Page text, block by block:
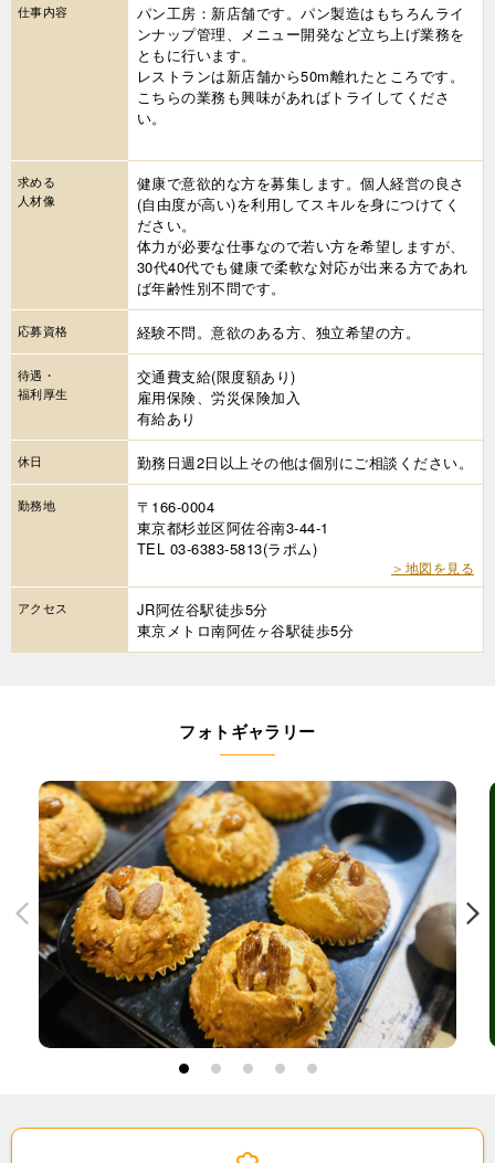
仕事内容
パン工房：新店舗です。パン製造はもちろんライ
ンナップ管理、メニュー開発など立ち上げ業務を
ともに行います。
レストランは新店舗から50m離れたところです。
こちらの業務も興味があればトライしてくださ
い。
求める
人材像
健康で意欲的な方を募集します。個人経営の良さ
(自由度が高い)を利用してスキルを身につけてく
ださい。
体力が必要な仕事なので若い方を希望しますが、
30代40代でも健康で柔軟な対応が出来る方であれ
ば年齢性別不問です。
応募資格 経験不問。意欲のある方、独立希望の方。
待遇・
福利厚生
交通費支給(限度額あり)
雇用保険、労災保険加入
有給あり
休日 勤務日週2日以上その他は個別にご相談ください。
勤務地
〒166-0004
東京都杉並区阿佐谷南3-44-1
TEL 03-6383-5813(ラポム)
＞地図を見る
アクセス
JR阿佐谷駅徒歩5分
東京メトロ南阿佐ヶ谷駅徒歩5分
フォトギャラリー
1 2 3 4 5